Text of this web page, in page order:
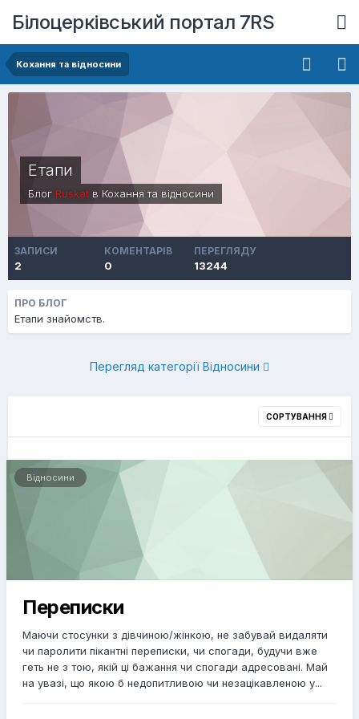
Білоцерківський портал 7RS
Кохання та відносини
Етапи
Блог Ruskat в Кохання та відносини
ЗАПИСИ
2
КОМЕНТАРІВ
0
ПЕРЕГЛЯДУ
13244
ПРО БЛОГ
Етапи знайомств.
Перегляд категорії Відносини
СОРТУВАННЯ
Відносини
Переписки
Маючи стосунки з дівчиною/жінкою, не забувай видаляти
чи паролити пікантні переписки, чи спогади, будучи вже
геть не з тою, якій ці бажання чи спогади адресовані. Май
на увазі, що якою б недопитливою чи незацікавленою у...